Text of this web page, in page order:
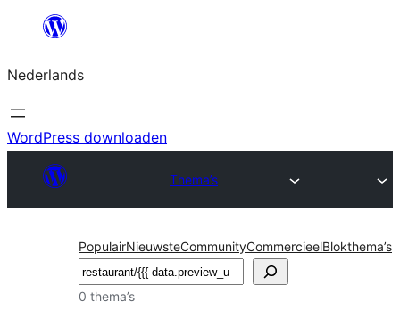
de
inhoud
Nederlands
WordPress downloaden
Thema’s
PopulairNieuwsteCommunityCommercieelBlokthema’s
Zoeken
0 thema’s